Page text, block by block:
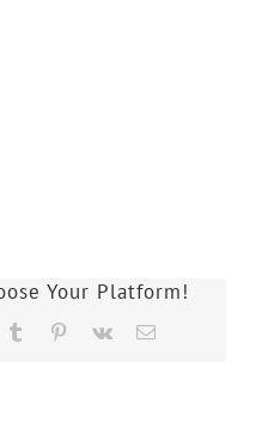
Your Platform!
Tumblr Pinterest
Vk
E-